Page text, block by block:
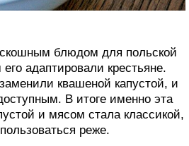
блюдом для польской
адаптировали крестьяне.
квашеной капустой, и
В итоге именно эта
и мясом стала классикой,
реже.